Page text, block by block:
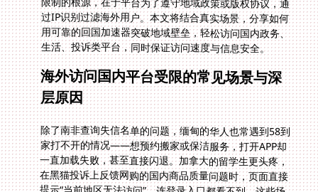
生活、投诉类平台，同时保证访问速度与信息安全。
海外访问国内平台受限的常见场景与深
层原因
除了南非查询失信名单的问题，缅甸的华人也常遇到58到
家打不开的情况——想预约搬家或保洁服务，打开APP却
一直加载失败，甚至直接闪退。加拿大的留学生更头疼，
在黑猫投诉上反馈网购的国内商品质量问题时，页面直接
提示“当前地区无法访问”，连登录入口都看不到。这些场
景背后的逻辑高度一致：国内平台通过IP地址判断用户位
置，海外IP不在允许访问的范围内。政务平台（如失信名
单查询）涉及公共信息管理，需要限制非境内IP访问；生
活服务平台（58到家）依赖本地服务网络，海外用户不在
服务覆盖区域；投诉平台（黑猫投诉）则可能受数据合规
限制，禁止境外IP提交信息。海外华人、留学生、工作者
要解决这些问题，核心是突破IP地域限制，让国内平台识